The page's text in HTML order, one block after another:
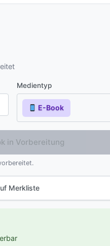
Medientyp
E-Book
in Vorbereitung
Merkliste